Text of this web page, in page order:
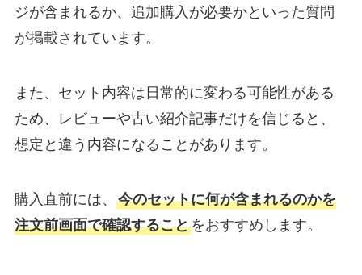
ジが含まれるか、追加購入が必要かといった質問
が掲載されています。
また、セット内容は日常的に変わる可能性がある
ため、レビューや古い紹介記事だけを信じると、
想定と違う内容になることがあります。
購入直前には、 今のセットに何が含まれるのかを
注文前画面で確認することをおすすめします。